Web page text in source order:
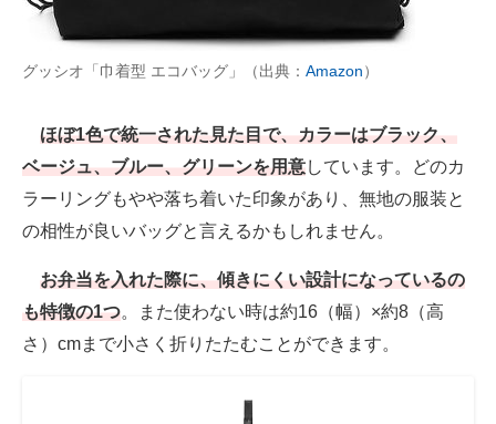
グッシオ「巾着型 エコバッグ」（出典： Amazon）
ほぼ1色で統一された見た目で、カラーはブラック、
ベージュ、ブルー、グリーンを用意しています。どのカ
ラーリングもやや落ち着いた印象があり、無地の服装と
の相性が良いバッグと言えるかもしれません。
お弁当を入れた際に、傾きにくい設計になっているの
も特徴の1つ。また使わない時は約16（幅）×約8（高
さ）cmまで小さく折りたたむことができます。